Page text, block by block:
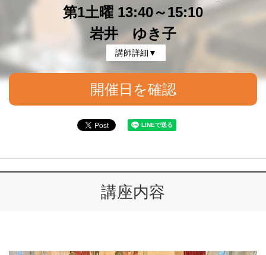
第1土曜 13:40～15:10
岩井 ゆき子
講師詳細▼
開催日を確認
講座内容